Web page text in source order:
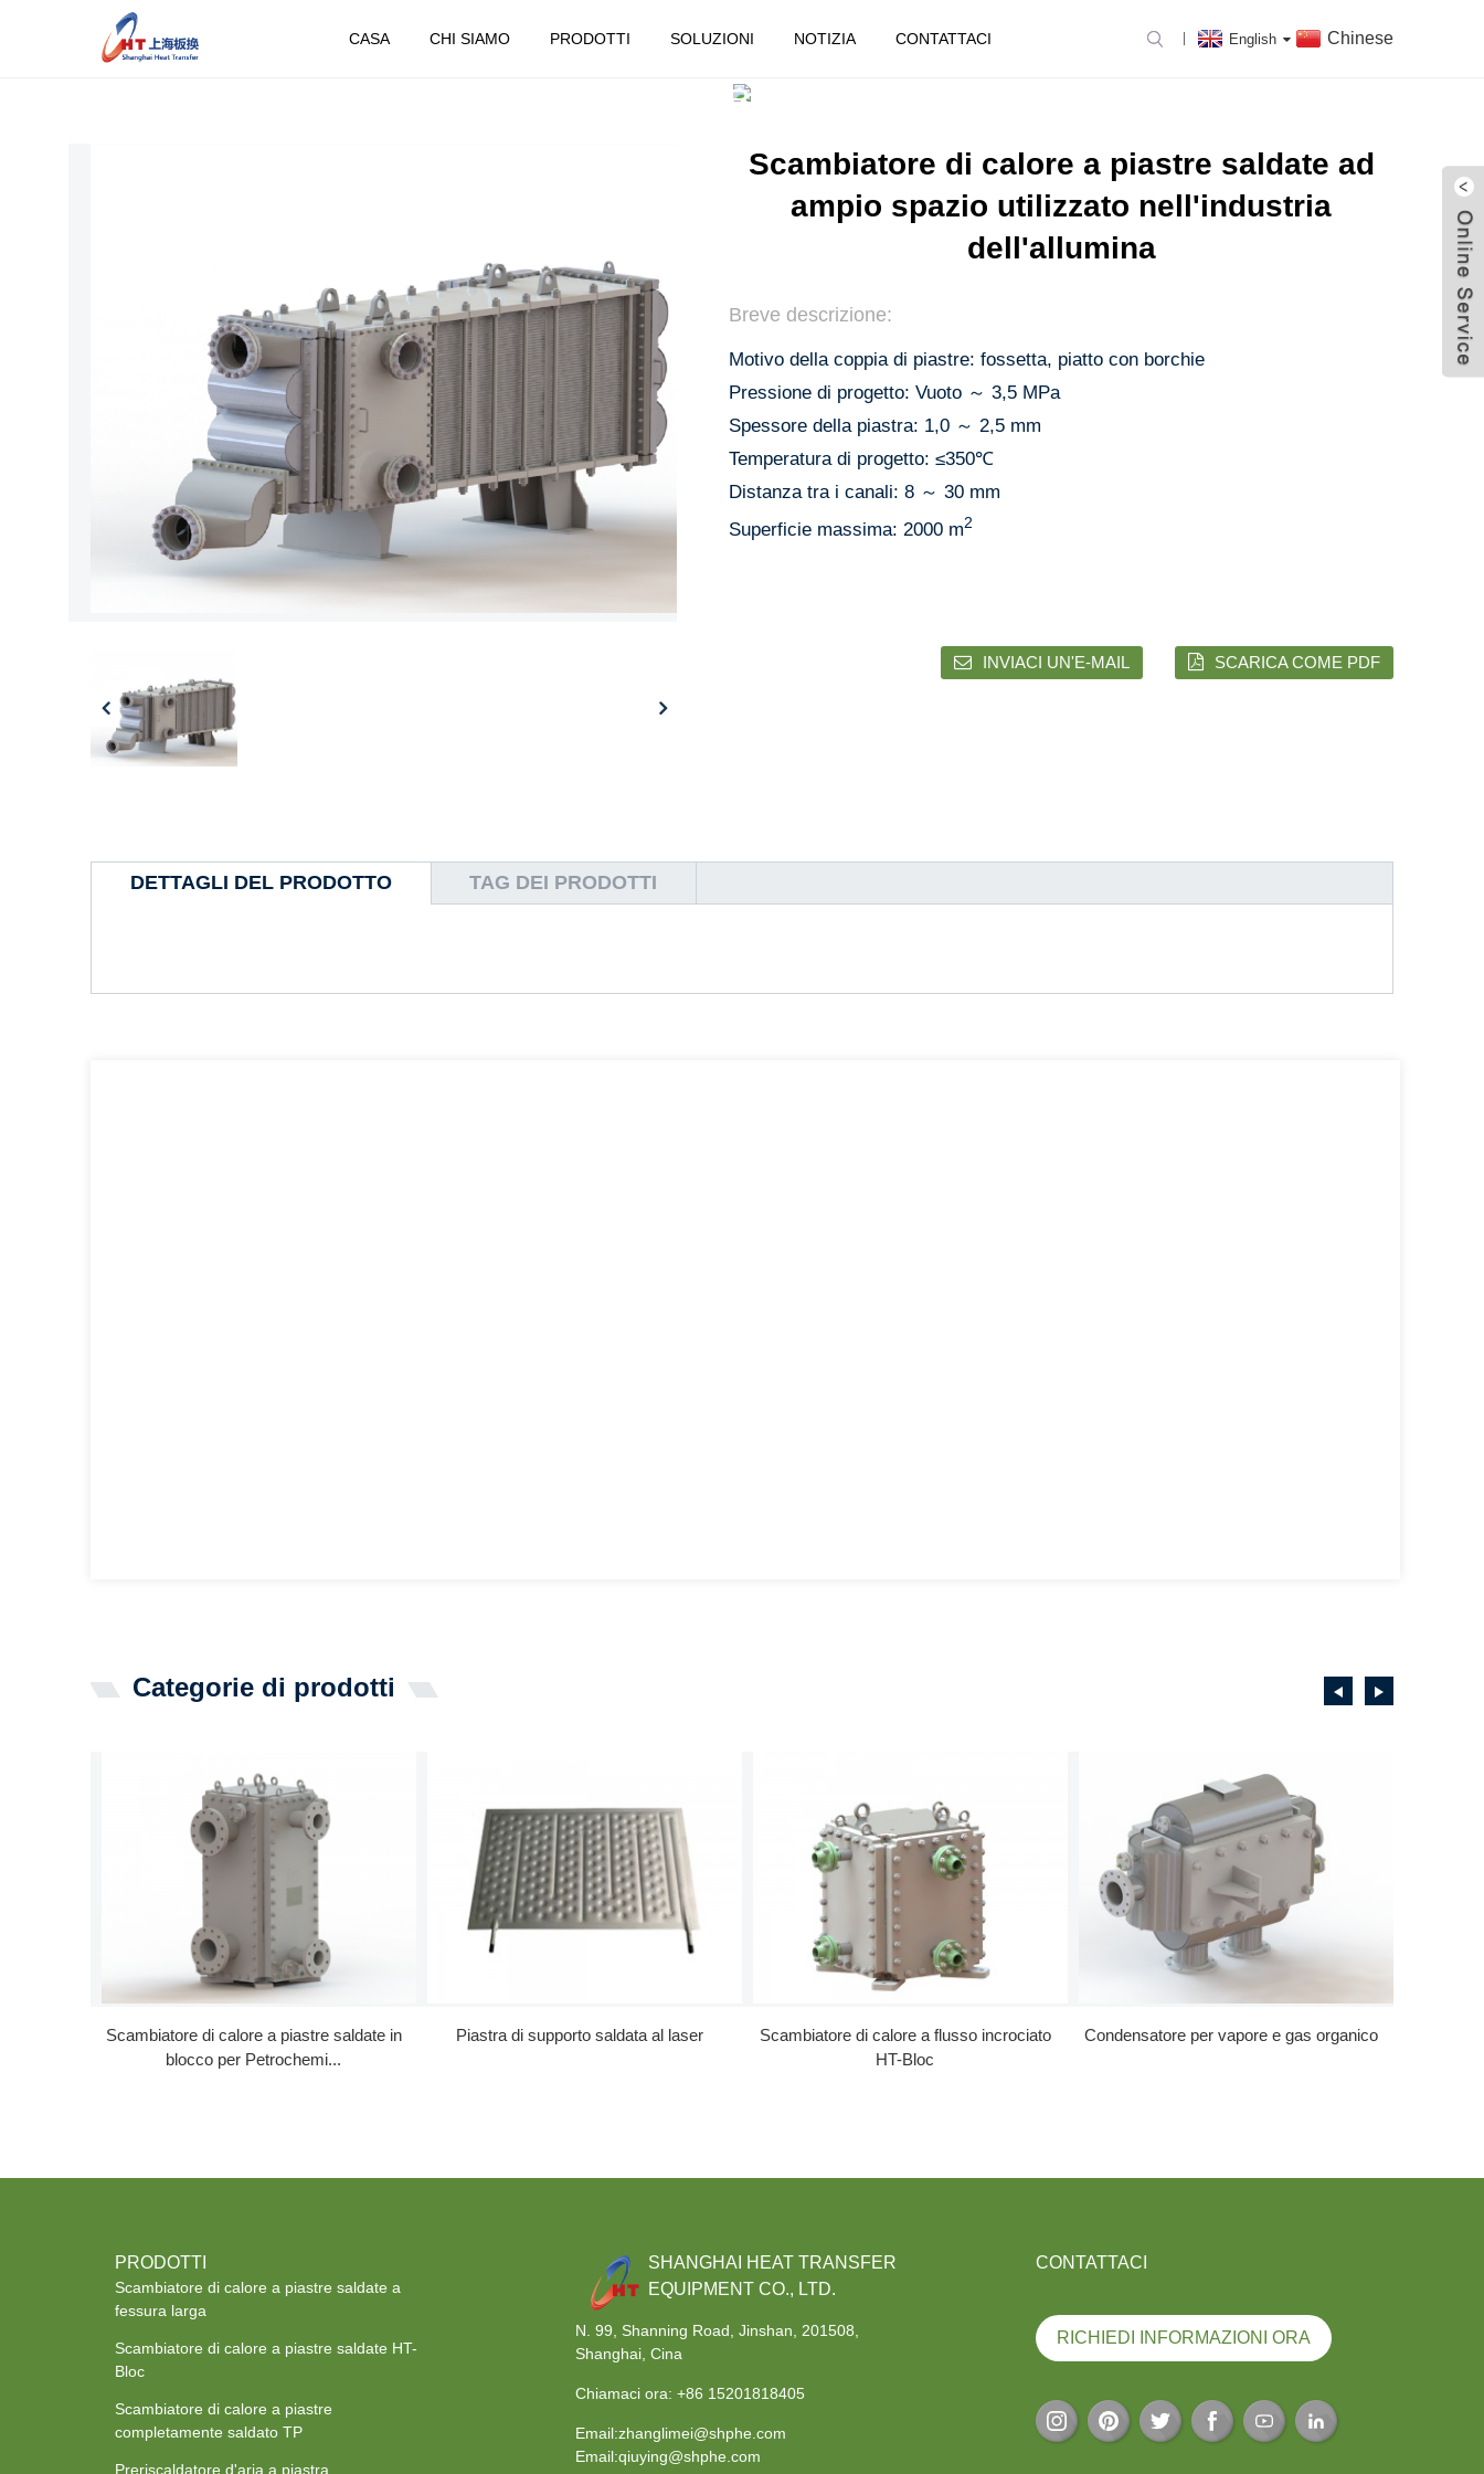
CASA CHI SIAMO PRODOTTI SOLUZIONI NOTIZIA CONTATTACI English Chinese
SCAMBIATORE DI CALORE A PIASTRE
SALDATE A FESSURA LARGA
Scambiatore di calore a piastre saldate ad
ampio spazio utilizzato nell'industria
dell'allumina
Breve descrizione:
Motivo della coppia di piastre: fossetta, piatto con borchie
Pressione di progetto: Vuoto ～ 3,5 MPa
Spessore della piastra: 1,0 ～ 2,5 mm
Temperatura di progetto: ≤350℃
Distanza tra i canali: 8 ～ 30 mm
Superficie massima: 2000 m2
INVIACI UN'E-MAIL SCARICA COME PDF
DETTAGLI DEL PRODOTTO TAG DEI PRODOTTI
Categorie di prodotti
Scambiatore di calore a piastre saldate in
blocco per Petrochemi...
Piastra di supporto saldata al laser
Scambiatore di calore a flusso incrociato
HT-Bloc
Condensatore per vapore e gas organico
PRODOTTI
Scambiatore di calore a piastre saldate a
fessura larga
Scambiatore di calore a piastre saldate HT-
Bloc
Scambiatore di calore a piastre
completamente saldato TP
Preriscaldatore d'aria a piastra
SHANGHAI HEAT TRANSFER
EQUIPMENT CO., LTD.
N. 99, Shanning Road, Jinshan, 201508,
Shanghai, Cina
Chiamaci ora: +86 15201818405
Email:zhanglimei@shphe.com
Email:qiuying@shphe.com
CONTATTACI
RICHIEDI INFORMAZIONI ORA